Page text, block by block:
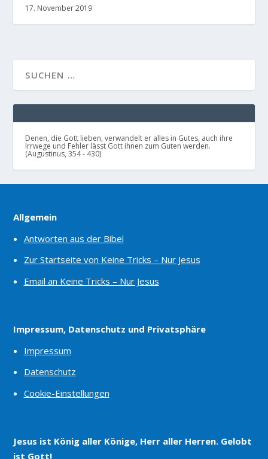
17. November 2019
Denen, die Gott lieben, verwandelt er alles in Gutes, auch ihre
Irrwege und Fehler lässt Gott ihnen zum Guten werden.
(Augustinus, 354 - 430)
Allgemein
Antworten aus der Bibel
Zur Startseite von Keine Tricks – Nur Jesus
Email an Keine Tricks – Nur Jesus
Impressum, Datenschutz und Privatsphäre
Impressum
Datenschutz
Cookie-Einstellungen
Jesus ist König aller Könige, Herr aller Herren. Gelobt
ist Gott!